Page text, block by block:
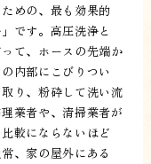
めの、最も効果的
です。高圧洗浄と
て、ホースの先端か
内部にこびりつい
り、粉砕して洗い流
業者や、清掃業者が
較にならないほど
、家の屋外にある